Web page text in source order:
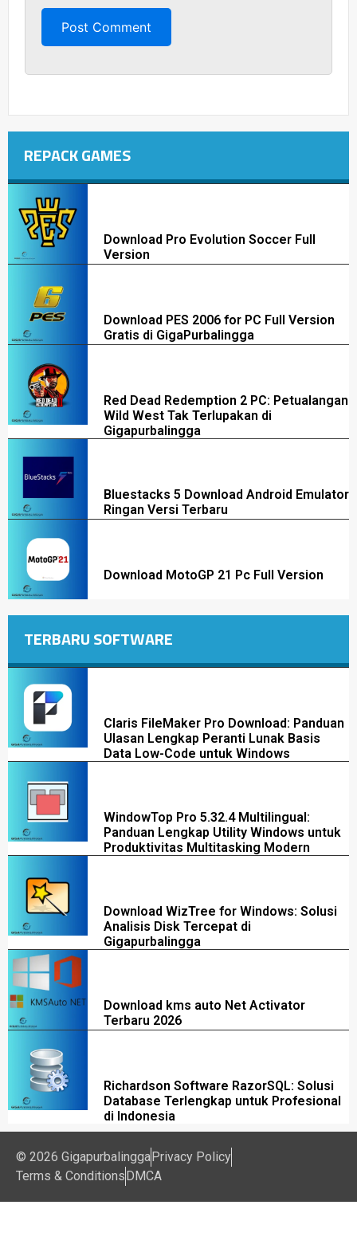
REPACK GAMES
Download Pro Evolution Soccer Full
Version
Download PES 2006 for PC Full Version
Gratis di GigaPurbalingga
Red Dead Redemption 2 PC: Petualangan
Wild West Tak Terlupakan di
Gigapurbalingga
Bluestacks 5 Download Android Emulator
Ringan Versi Terbaru
Download MotoGP 21 Pc Full Version
TERBARU SOFTWARE
Claris FileMaker Pro Download: Panduan
Ulasan Lengkap Peranti Lunak Basis
Data Low-Code untuk Windows
WindowTop Pro 5.32.4 Multilingual:
Panduan Lengkap Utility Windows untuk
Produktivitas Multitasking Modern
Download WizTree for Windows: Solusi
Analisis Disk Tercepat di
Gigapurbalingga
Download kms auto Net Activator
Terbaru 2026
Richardson Software RazorSQL: Solusi
Database Terlengkap untuk Profesional
di Indonesia
© 2026 GigapurbalinggaPrivacy Policy
Terms & ConditionsDMCA